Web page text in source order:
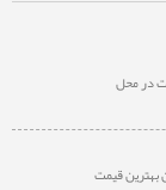
در محل
قیمت